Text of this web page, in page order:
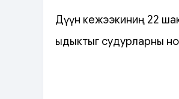
Дүүн кежээкиниң 22
ыдыктыг судурларны